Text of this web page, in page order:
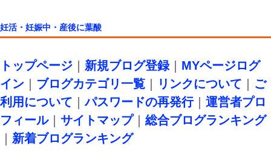
妊活・妊娠中・産後に葉酸
トップページ 新規ブログ登録｜ MYページログ
イン
ブログカテゴリ一覧 リンクについて
ご
利用について ｜パスワードの再発行｜ 運営者プロ
フィール｜ サイトマップ｜ 総合ブログランキング
新着ブログランキング